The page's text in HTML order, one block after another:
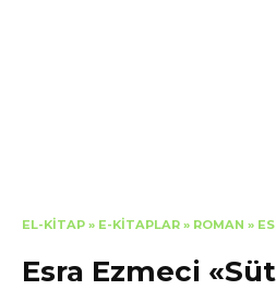
EL-KITAP » E-KITAPLAR » ROMAN »
Esra Ezmeci